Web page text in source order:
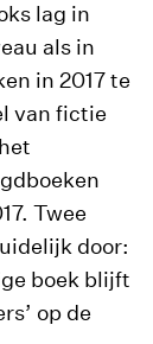
lag in
als in
in 2017 te
van fictie
Twee
door:
boek blijft
op de